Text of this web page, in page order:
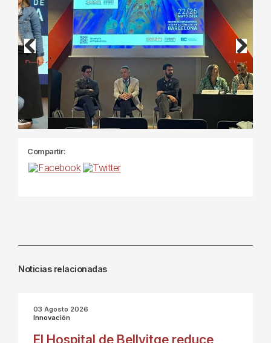
Previous Next
Compartir:
Noticias relacionadas
03 Agosto 2026
Innovación
El Hospital de Bellvitge reduce